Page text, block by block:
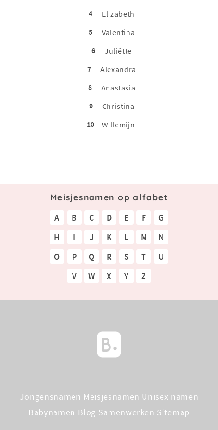
4
Elizabeth
5
Valentina
6
Juliëtte
7
Alexandra
8
Anastasia
9
Christina
10
Willemijn
Meisjesnamen op alfabet
A B C D E F
G
H
I J K L M
N
O
P Q R S T
U
V
W X Y Z
Jongensnamen Meisjesnamen Unisex namen
Babynamen Blog Samenwerken Sitemap